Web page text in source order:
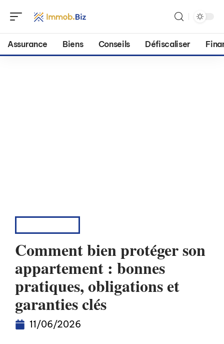
Assurance Biens Conseils Défiscaliser
Comment bien protéger son
appartement : bonnes
pratiques, obligations et
garanties clés
11/06/2026